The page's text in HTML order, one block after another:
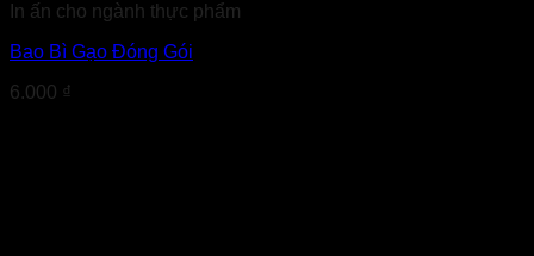
In ấn cho ngành thực phẩm
Bao Bì Gạo Đóng Gói
6.000 ₫